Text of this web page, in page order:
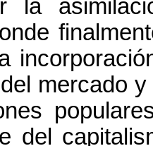
la
mercado
del